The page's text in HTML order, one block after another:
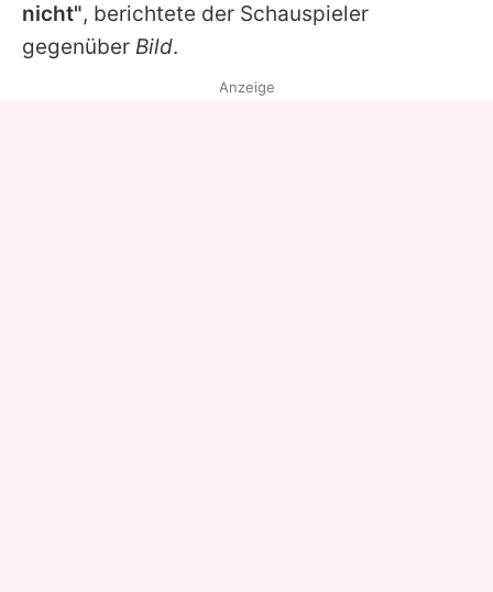
Nutzungsbedingungen
Utiq verwalten
nicht", berichtete der Schauspieler
gegenüber Bild.
Anzeige